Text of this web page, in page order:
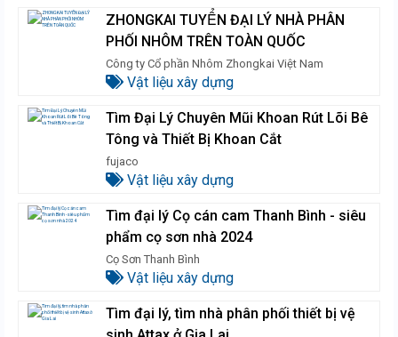
ZHONGKAI TUYỂN ĐẠI LÝ NHÀ PHÂN
PHỐI NHÔM TRÊN TOÀN QUỐC
Công ty Cổ phần Nhôm Zhongkai Việt Nam
Vật liệu xây dựng
Tìm Đại Lý Chuyên Mũi Khoan Rút Lõi Bê
Tông và Thiết Bị Khoan Cắt
fujaco
Vật liệu xây dựng
Tìm đại lý Cọ cán cam Thanh Bình - siêu
phẩm cọ sơn nhà 2024
Cọ Sơn Thanh Bình
Vật liệu xây dựng
Tìm đại lý, tìm nhà phân phối thiết bị vệ